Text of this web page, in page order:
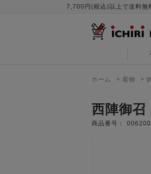
7,700円(税込)以上で送料無
ホーム > 着物 >
西陣御召
商品番号：